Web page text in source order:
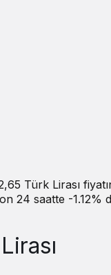
Türk Lirası
24 saatte -1.12%